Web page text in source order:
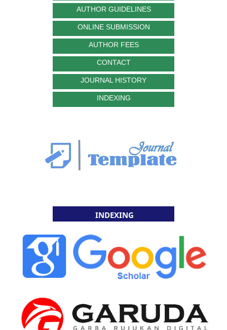
AUTHOR GUIDELINES
ONLINE SUBMISSION
AUTHOR FEES
CONTACT
JOURNAL HISTORY
INDEXING
INDEXING